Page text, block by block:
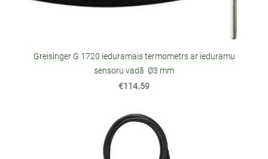
Greisinger G 1720 ieduramais termometrs ar ieduramu
sensoru vadā Ø3 mm
€114.59